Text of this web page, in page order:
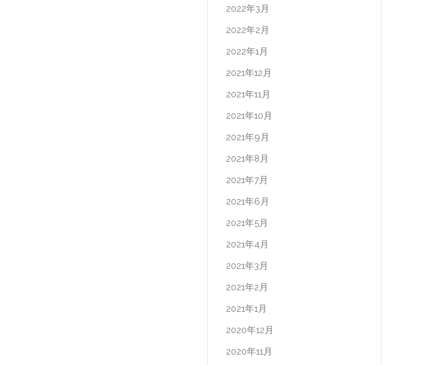
2022年3月
2022年2月
2022年1月
2021年12月
2021年11月
2021年10月
2021年9月
2021年8月
2021年7月
2021年6月
2021年5月
2021年4月
2021年3月
2021年2月
2021年1月
2020年12月
2020年11月